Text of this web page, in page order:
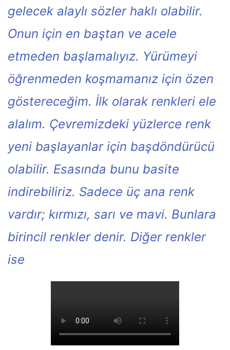
gelecek alaylı sözler haklı olabilir.
Onun için en baştan ve acele
etmeden başlamalıyız. Yürümeyi
öğrenmeden koşmamanız için özen
göstereceğim. İlk olarak renkleri ele
alalım. Çevremizdeki yüzlerce renk
yeni başlayanlar için başdöndürücü
olabilir. Esasında bunu basite
indirebiliriz. Sadece üç ana renk
vardır; kırmızı, sarı ve mavi. Bunlara
birincil renkler denir. Diğer renkler
ise